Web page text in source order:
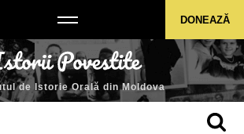
Institutul de Istorie Orală din MoldovaDONEAZĂ
de Istorie Orală din Moldova